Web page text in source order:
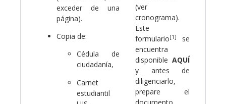
exceder de una
página).
Copia de:
Cédula de
ciudadanía,
Carnet
estudiantil
(ver
cronograma).
Este
formulario[1]
se
encuentra
disponible AQUÍ
y antes de
diligenciarlo,
prepare el